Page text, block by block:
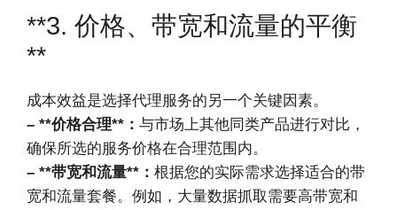
**3. 价格、带宽和流量的平衡
**
成本效益是选择代理服务的另一个关键因素。
– **价格合理**： 与市场上其他同类产品进行对比，
确保所选的服务价格在合理范围内。
– **带宽和流量**： 根据您的实际需求选择适合的带
宽和流量套餐。例如，大量数据抓取需要高带宽和